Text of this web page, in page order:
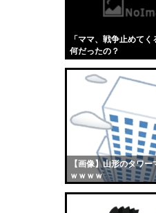
「ママ、戦争止めて
何だったの？
【画像】山形のタワ
ｗｗｗｗ